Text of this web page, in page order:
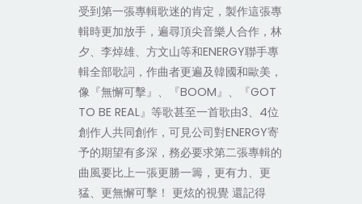
受到第一張專輯歌迷的肯定，製作這張專
輯時更加放手，遍尋頂尖音樂人合作，林
夕、李焯雄、方文山等和ENERGY聯手專
輯全部歌詞，作曲者更遍及韓國和歐美，
像『無懈可擊』、『BOOM』、『GOT
TO BE REAL』等歌甚至一首歌由3、4位
創作人共同創作，可見公司對ENERGY寄
予的期望有多深，務必要求第二張專輯的
曲風要比上一張更勝一籌，更有力、更
猛、更無懈可擊！ 更炫的視覺 還記得